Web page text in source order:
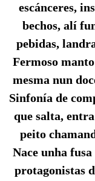
escánceres,
bechos, alí
pebidas,
Fermoso
mesma nun
Sinfonía de
que salta,
peito
Nace unha
protagonistas